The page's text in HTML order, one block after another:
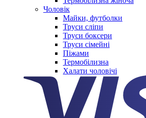
Чоловік
Майки, футболки
Труси сліпи
Труси боксери
Труси сімейні
Піжами
Термобілизна
Халати чоловічі